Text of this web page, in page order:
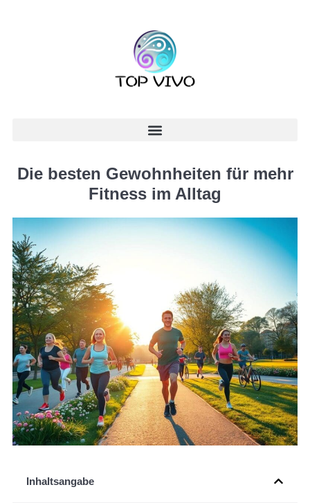
Die besten Gewohnheiten für mehr
Fitness im Alltag
Inhaltsangabe